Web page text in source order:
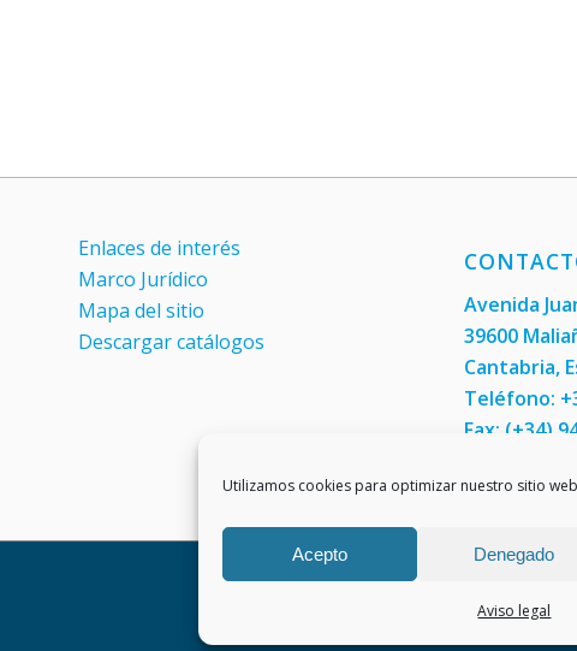
Utilizamos cookies para optimizar nuestro sitio
Acepto Denegado
Aviso legal
Enlaces de interés
Marco Jurídico
Mapa del sitio
Descargar catálogos
Avenida
39600
Cantabria,
Teléfono:
Fax: (+34)